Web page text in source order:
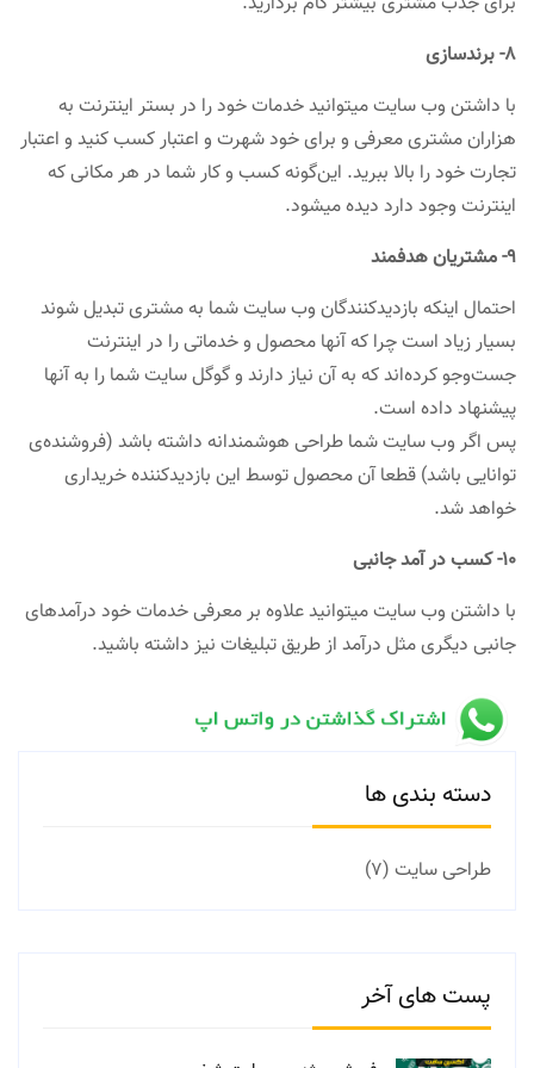
۸- برندسازی
با داشتن وب سایت میتوانید خدمات خود را در بستر اینترنت به
هزاران مشتری معرفی و برای خود شهرت و اعتبار کسب کنید و اعتبار
تجارت خود را بالا ببرید. این‌گونه کسب و کار شما در هر مکانی که
اینترنت وجود دارد دیده میشود.
۹- مشتریان هدفمند
احتمال اینکه بازدیدکنندگان وب سایت شما به مشتری تبدیل شوند
بسیار زیاد است چرا که آنها محصول و خدماتی را در اینترنت
جست‌و‌‌جو کرده‌اند که به آن نیاز دارند و گوگل سایت شما را به آنها
پیشنهاد داده است.
پس اگر وب سایت شما طراحی هوشمندانه داشته باشد (فروشنده‌ی
توانایی باشد) قطعا آن محصول توسط این بازدیدکننده خریداری
خواهد شد.
۱۰- کسب در آمد جانبی
با داشتن وب سایت میتوانید علاوه بر معرفی خدمات خود درآمدهای
جانبی دیگری مثل درآمد از طریق تبلیغات نیز داشته باشید.
دسته بندی ها
طراحی سایت (7)
پست های آخر